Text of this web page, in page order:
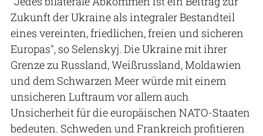
Zukunft der Ukraine als integraler Bestandteil
eines vereinten, friedlichen, freien und sicheren
Europas", so Selenskyj. Die Ukraine mit ihrer
Grenze zu Russland, Weißrussland, Moldawien
und dem Schwarzen Meer würde mit einem
unsicheren Luftraum vor allem auch
Unsicherheit für die europäischen NATO-Staaten
bedeuten. Schweden und Frankreich profitieren